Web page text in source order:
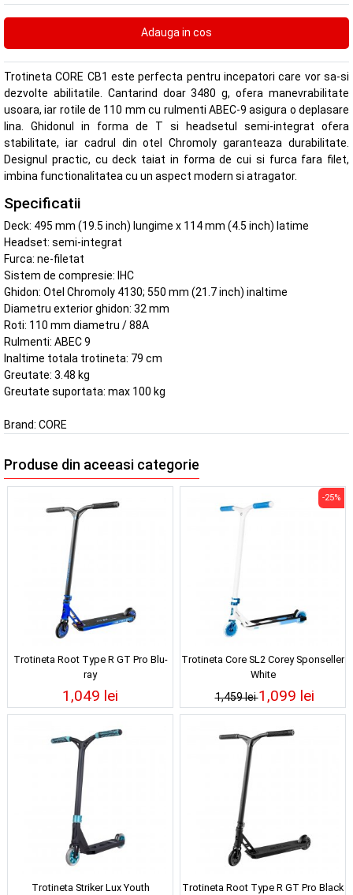
Trotineta CORE CB1 este perfecta pentru incepatori care vor sa-si
dezvolte abilitatile. Cantarind doar 3480 g, ofera manevrabilitate
usoara, iar rotile de 110 mm cu rulmenti ABEC-9 asigura o deplasare
lina. Ghidonul in forma de T si headsetul semi-integrat ofera
stabilitate, iar cadrul din otel Chromoly garanteaza durabilitate.
Designul practic, cu deck taiat in forma de cui si furca fara filet,
imbina functionalitatea cu un aspect modern si atragator.
Specificatii
Deck: 495 mm (19.5 inch) lungime x 114 mm (4.5 inch) latime
Headset: semi-integrat
Furca: ne-filetat
Sistem de compresie: IHC
Ghidon: Otel Chromoly 4130; 550 mm (21.7 inch) inaltime
Diametru exterior ghidon: 32 mm
Roti: 110 mm diametru / 88A
Rulmenti: ABEC 9
Inaltime totala trotineta: 79 cm
Greutate: 3.48 kg
Greutate suportata: max 100 kg
Brand: CORE
Produse din aceeasi categorie
Trotineta Root Type R GT Pro Blu-
ray
1,049 lei
Trotineta Core SL2 Corey Sponseller
White
1,459 lei
-25%
1,099 lei
Trotineta Striker Lux Youth
Trotineta Root Type R GT Pro Black